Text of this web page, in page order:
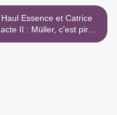
Haul Essence et Catrice
acte II : Müller, c'est pire
que DM ! >